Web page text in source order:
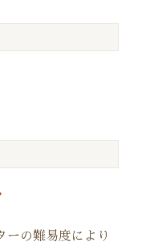
ーの難易度により